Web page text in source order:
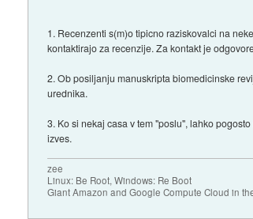
1. Recenzenti s(m)o tipicno raziskovalci na
kontaktirajo za recenzije. Za kontakt je
2. Ob posiljanju manuskripta biomedicinske
urednika.
3. Ko si nekaj casa v tem "poslu", lahko
izves.
zee
Linux: Be Root, Windows: Re Boot
Giant Amazon and Google Compute Cloud in